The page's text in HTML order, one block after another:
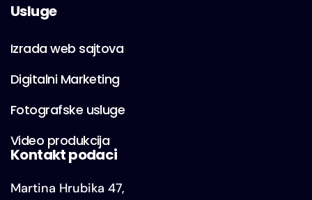
Usluge
Izrada web sajtova
Digitalni Marketing
Fotografske usluge
Video produkcija
Kontakt podaci
Martina Hrubika 47,